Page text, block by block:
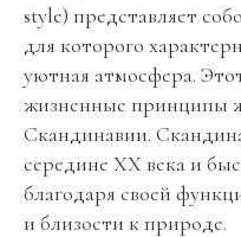
style) представляет
для которого
уютная атмосфера.
жизненные принципы
Скандинавии.
середине XX века и
благодаря своей
и близости к природе.